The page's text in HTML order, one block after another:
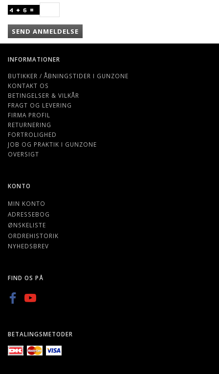
SEND ANMELDELSE
INFORMATIONER
BUTIKKER / ÅBNINGSTIDER I GUNZONE
KONTAKT OS
BETINGELSER & VILKÅR
FRAGT OG LEVERING
FIRMA PROFIL
RETURNERING
FORTROLIGHED
JOB OG PRAKTIK I GUNZONE
OVERSIGT
KONTO
MIN KONTO
ADRESSEBOG
ØNSKELISTE
ORDREHISTORIK
NYHEDSBREV
FIND OS PÅ
BETALINGSMETODER